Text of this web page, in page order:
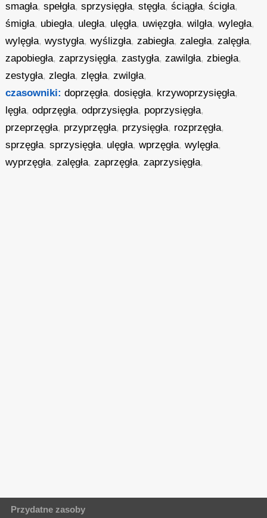
smagła,spełgła,sprzysięgła,stęgła,ściągła,ścigła,
śmigła, ubiegła, uległa, ulęgła, uwięzgła,wilgła,wyległa,
wylęgła,wystygła,wyślizgła,zabiegła,zaległa,zalęgła,
zapobiegła,zaprzysięgła,zastygła,zawilgła,zbiegła,
zestygła,zległa,zlęgła,zwilgła,
czasowniki: doprzęgła,dosięgła, krzywoprzysięgła,
lęgła,odprzęgła,odprzysięgła, poprzysięgła,
przeprzęgła, przyprzęgła, przysięgła, rozprzęgła,
sprzęgła,sprzysięgła, ulęgła,wprzęgła,wylęgła,
wyprzęgła,zalęgła,zaprzęgła,zaprzysięgła,
Przydatne zasoby